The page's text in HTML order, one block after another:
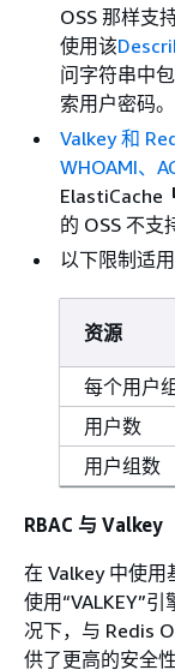
OSS 那样支
使用该
问字符串中
索用户密码。
Valkey 和
WHOAMI、
ElastiCache
的 OSS 不支
以下限制适用
资源
每个用户
用户数
用户组数
RBAC 与 Valkey
在 Valkey 中使
使用“VALKEY”
况下，与 Redis
供了更高的安全